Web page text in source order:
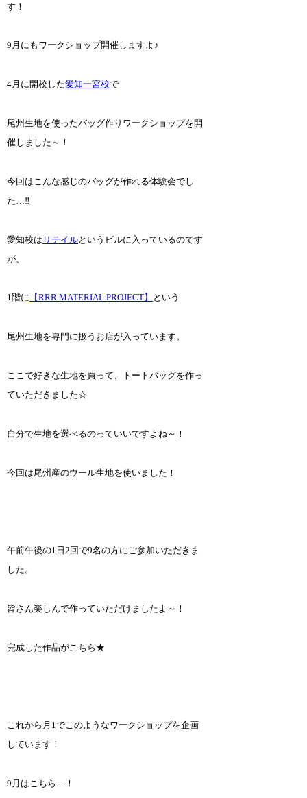
す！
9月にもワークショップ開催しますよ♪
4月に開校した愛知一宮校で
尾州生地を使ったバッグ作りワークショップを開
催しました～！
今回はこんな感じのバッグが作れる体験会でし
た…‼
愛知校は リテイルというビルに入っているのです
が、
1階に 【RRR MATERIAL PROJECT】 という
尾州生地を専門に扱うお店が入っています。
ここで好きな生地を買って、トートバッグを作っ
ていただきました☆
自分で生地を選べるのっていいですよね～！
今回は尾州産のウール生地を使いました！
午前午後の1日2回で9名の方にご参加いただきま
した。
皆さん楽しんで作っていただけましたよ～！
完成した作品がこちら★
これから月1でこのようなワークショップを企画
しています！
9月はこちら…！